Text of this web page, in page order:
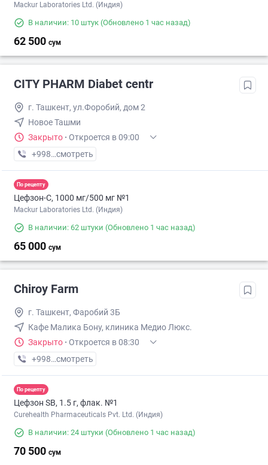
Mackur Laboratories Ltd. (Индия)
В наличии: 10 штук (Обновлено 1 час назад)
62 500 сум
CITY PHARM Diabet centr
г. Ташкент, ул.Форобий, дом 2
Новое Ташми
Закрыто · Откроется в 09:00
+998 (98) XXX-XX-XX
смотреть
По рецепту
Цефзон-С, 1000 мг/500 мг №1
Mackur Laboratories Ltd. (Индия)
В наличии: 62 штуки (Обновлено 1 час назад)
65 000 сум
Chiroy Farm
г. Ташкент, Фаробий 3Б
Кафе Малика Бону, клиника Медио Люкс.
Закрыто · Откроется в 08:30
+998 (33) XXX-XX-XX
смотреть
По рецепту
Цефзон SB, 1.5 г, флак. №1
Curehealth Pharmaceuticals Pvt. Ltd. (Индия)
В наличии: 24 штуки (Обновлено 1 час назад)
70 500 сум